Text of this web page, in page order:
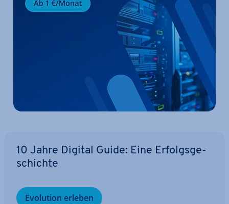
10 Jahre Digital Guide: Eine Er­folgs­ge­
schich­te
Evolution erleben